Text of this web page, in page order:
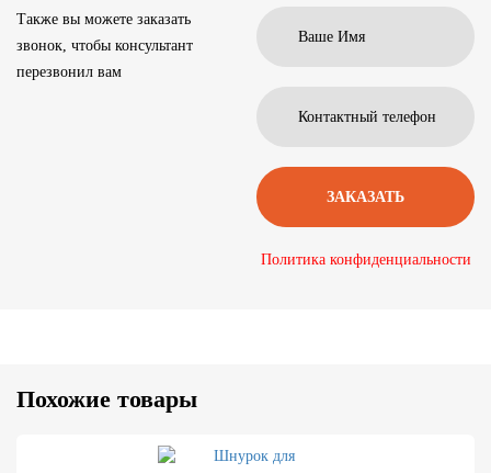
Также вы можете заказать
звонок, чтобы консультант
перезвонил вам
Политика конфиденциальности
Похожие товары